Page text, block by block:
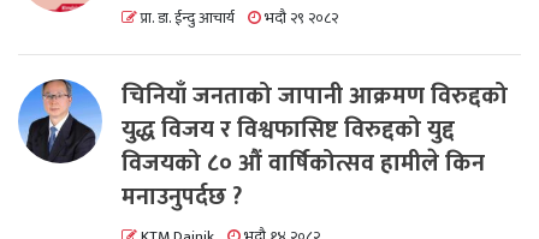
प्रा. डा. ईन्दु आचार्य भदौ २९ २०८२
चिनियाँ जनताको जापानी आक्रमण विरुद्दको
युद्ध विजय र विश्वफासिष्ट विरुद्दको युद्द
विजयको ८० औं वार्षिकोत्सव हामीले किन
मनाउनुपर्दछ ?